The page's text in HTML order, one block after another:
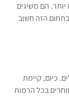
הם משיגים
בתחום הזה חשוב
כיום, קיימת
בכל הרמות